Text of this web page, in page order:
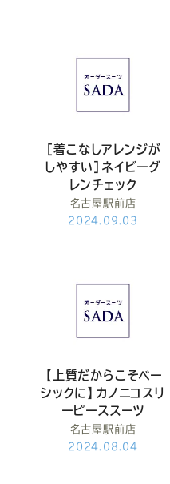
［着こなしアレンジが
しやすい］ネイビーグ
レンチェック
名古屋駅前店
2024.09.03
【上質だからこそベー
シックに】カノニコスリ
ーピーススーツ
名古屋駅前店
2024.08.04